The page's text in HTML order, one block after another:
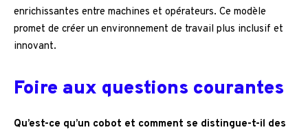
enrichissantes entre machines et opérateurs. Ce modèle
promet de créer un environnement de travail plus inclusif et
innovant.
Foire aux questions courantes
Qu’est-ce qu’un cobot et comment se distingue-t-il des